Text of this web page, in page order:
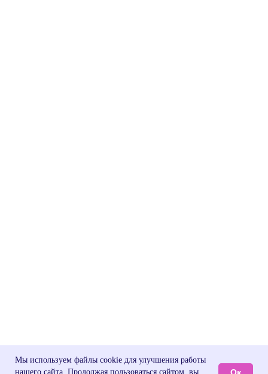
Мы используем файлы cookie для улучшения работы
нашего сайта. Продолжая пользоваться сайтом, вы
Ок